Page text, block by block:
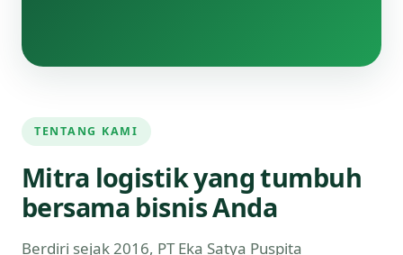
TENTANG KAMI
Mitra logistik yang tumbuh
bersama bisnis Anda
Berdiri sejak 2016, PT Eka Satya Puspita